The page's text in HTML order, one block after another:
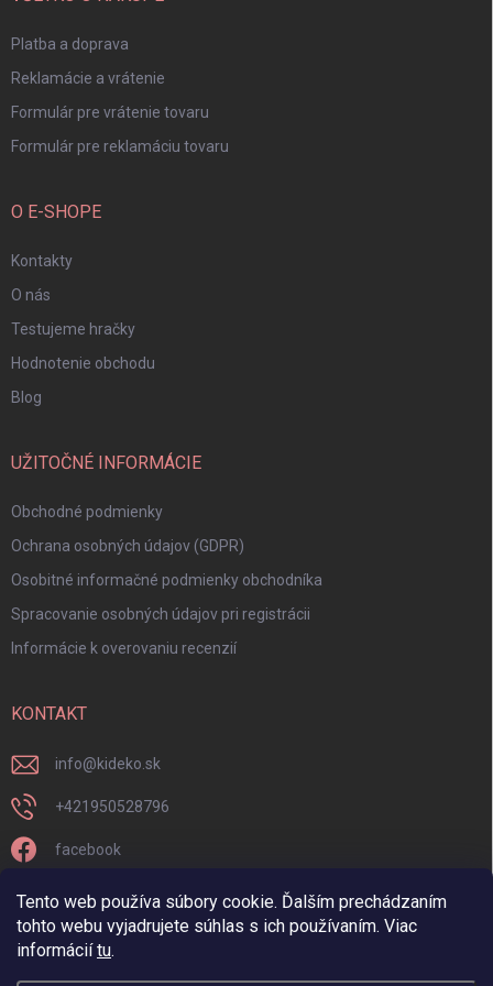
Tento web používa súbory cookie. Ďalším prechádzaním
tohto webu vyjadrujete súhlas s ich používaním. Viac
informáciítu.
Platba a doprava
Reklamácie a vrátenie
Formulár pre vrátenie tovaru
Formulár pre reklamáciu tovaru
O E-SHOPE
Kontakty
O nás
Testujeme hračky
Hodnotenie obchodu
Blog
UŽITOČNÉ INFORMÁCIE
Obchodné podmienky
Ochrana osobných údajov (GDPR)
Osobitné informačné podmienky obchodníka
Spracovanie osobných údajov pri registrácii
Informácie k overovaniu recenzií
KONTAKT
info@kideko.sk
+421950528796
facebook
kideko.sk/